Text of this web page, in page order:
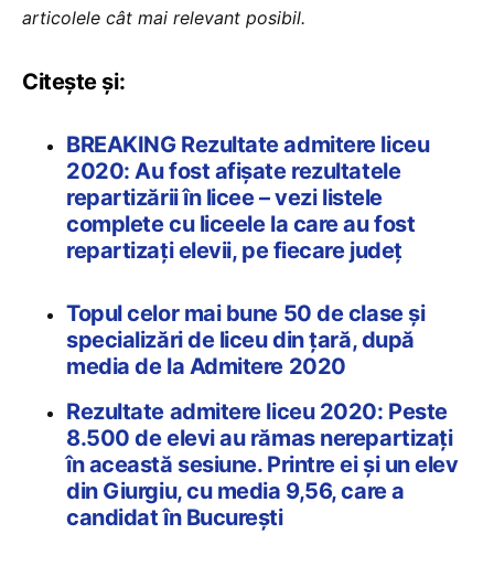
articolele cât mai relevant posibil.
Citește și:
BREAKING Rezultate admitere liceu
2020: Au fost afișate rezultatele
repartizării în licee – vezi listele
complete cu liceele la care au fost
repartizați elevii, pe fiecare județ
Topul celor mai bune 50 de clase şi
specializări de liceu din ţară, după
media de la Admitere 2020
Rezultate admitere liceu 2020: Peste
8.500 de elevi au rămas nerepartizaţi
în această sesiune. Printre ei şi un elev
din Giurgiu, cu media 9,56, care a
candidat în Bucureşti